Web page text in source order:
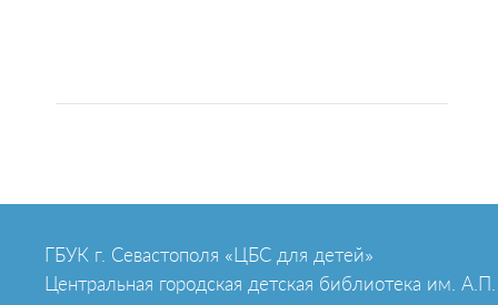
ГБУК г. Севастополя «ЦБС для детей»
Центральная городская детская библиотека им. А.П.